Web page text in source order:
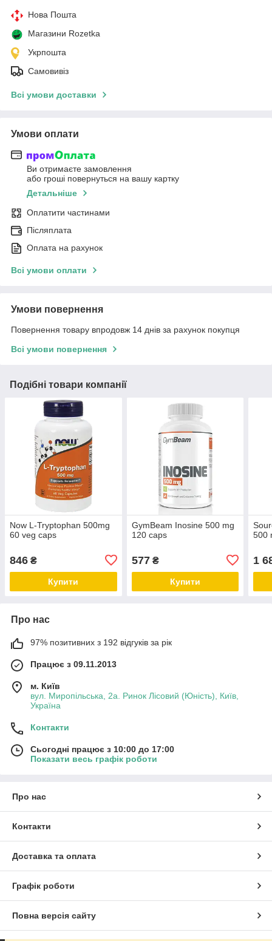
Нова Пошта
Магазини Rozetka
Укрпошта
Самовивіз
Всі умови доставки
Умови оплати
Ви отримаєте замовлення
або гроші повернуться на вашу картку
Детальніше
Оплатити частинами
Післяплата
Оплата на рахунок
Всі умови оплати
Умови повернення
Повернення товару впродовж 14 днів за рахунок покупця
Всі умови повернення
Подібні товари компанії
Now L-Tryptophan 500mg
60 veg сарѕ
846 ₴
Купити
GymBeam Inosine 500 mg
120 caps
577₴
Купити
500
1
Про нас
97% позитивних з 192 відгуків за рік
Працює з 09.11.2013
м. Київ
вул. Миропільська, 2а. Ринок Лісовий (Юність), Київ,
Україна
Контакти
Сьогодні працює з 10:00 до 17:00
Показати весь графік роботи
Про нас
Контакти
Доставка та оплата
Графік роботи
Повна версія сайту